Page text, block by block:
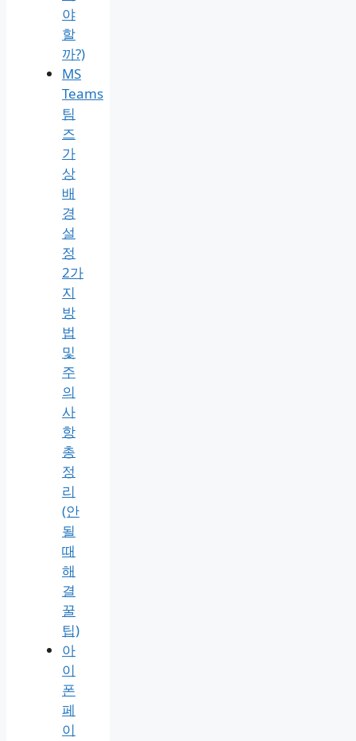
야
할
까?)
MS
Teams
팀
즈
가
상
배
경
설
정
2가
지
방
법
및
주
의
사
항
총
정
리
(안
될
때
해
결
꿀
팁)
아
이
폰
페
이